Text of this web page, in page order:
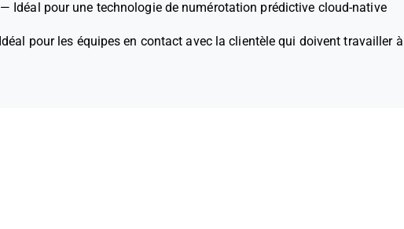
— Idéal pour une technologie de numérotation prédictive cloud-native
Idéal pour les équipes en contact avec la clientèle qui doivent travailler